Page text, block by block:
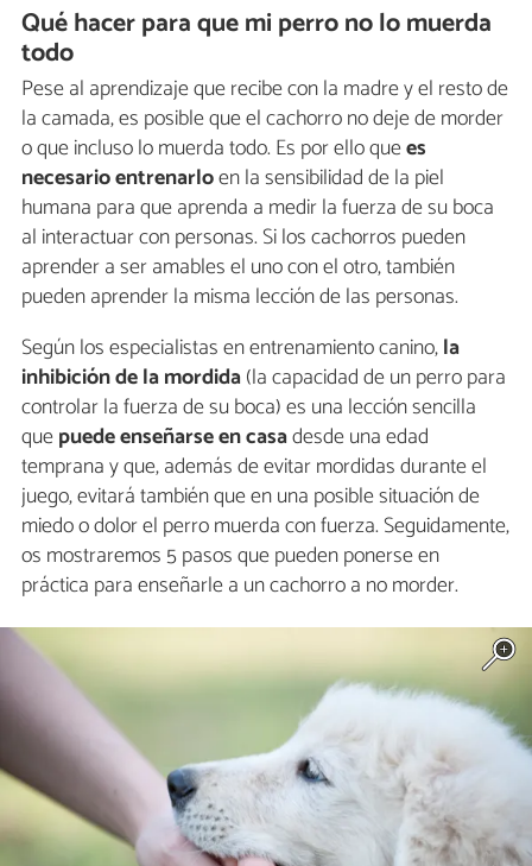
Qué hacer para que mi perro no lo muerda
todo
Pese al aprendizaje que recibe con la madre y el resto de
la camada, es posible que el cachorro no deje de morder
o que incluso lo muerda todo. Es por ello quees
necesario entrenarloen la sensibilidad de la piel
humana para que aprenda a medir la fuerza de su boca
al interactuar con personas. Si los cachorros pueden
aprender a ser amables​ ​el​ ​uno​ ​con​ ​el​ ​otro,​ ​también​ ​
pueden​ ​aprender​ ​la​ ​misma​ ​lección​ ​de​ ​las​ ​personas.
Según los especialistas en ​entrenamiento canino,la
inhibición de la mordida(la capacidad de un perro para
controlar la fuerza de su boca) es una lección sencilla
quepuede enseñarse en casadesde una edad
temprana y que, además de evitar mordidas durante el
juego, evitará también que en una posible situación de
miedo o dolor el perro muerda con fuerza. Seguidamente,
os mostraremos​ ​5​ ​pasos​ ​que​ ​pueden​ ​ponerse​ ​en​ ​
práctica​ ​para​ ​enseñarle​ ​a​ ​un​ ​cachorro​ ​a​ ​no​ ​morder.